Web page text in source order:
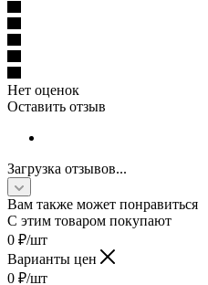
Нет оценок
Оставить отзыв
Загрузка отзывов...
Вам также может понравиться
С этим товаром покупают
0 ₽/шт
Варианты цен
0 ₽/шт